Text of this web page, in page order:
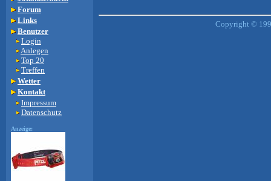
Forum
Links
Benutzer
Login
Anlegen
Top 20
Treffen
Wetter
Kontakt
Impressum
Datenschutz
Anzeige:
Copyright ©